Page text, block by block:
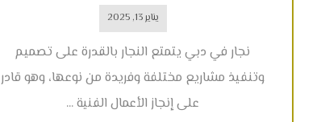
يناير 13, 2025
نجار في دبي يتمتع النجار بالقدرة على تصميم
وتنفيذ مشاريع مختلفة وفريدة من نوعها، وهو قادر
على إنجاز الأعمال الفنية ...